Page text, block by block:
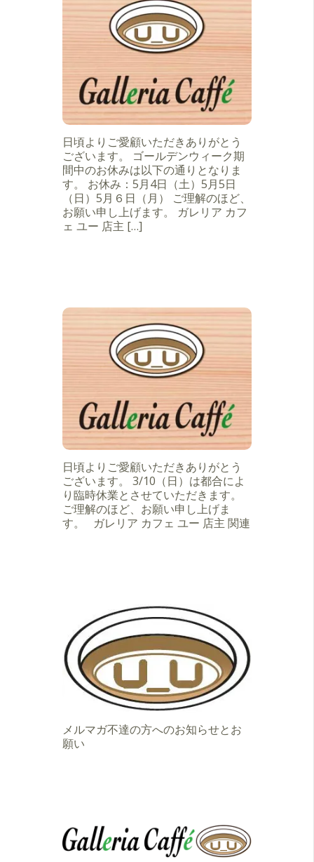
日頃よりご愛顧いただきありがとう
ございます。 ゴールデンウィーク期
間中のお休みは以下の通りとなりま
す。 お休み：5月4日（土）5月5日
（日）5月６日（月） ご理解のほど、
お願い申し上げます。 ガレリア カフ
ェ ユー 店主 […]
日頃よりご愛顧いただきありがとう
ございます。 3/10（日）は都合によ
り臨時休業とさせていただきます。
ご理解のほど、お願い申し上げま
す。 ガレリア カフェ ユー 店主 関連
メルマガ不達の方へのお知らせとお
願い